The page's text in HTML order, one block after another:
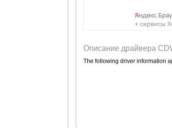
Описание драйвера
The following driver information